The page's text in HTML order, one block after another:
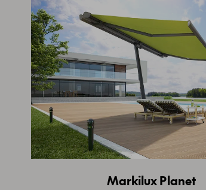
Markilux Planet